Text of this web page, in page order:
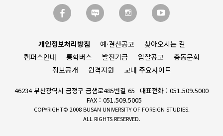
개인정보처리방침 예·결산공고
찾아오시는 길
캠퍼스안내
통학버스 발전기금 입찰공고
총동문회
정보공개
원격지원 교내 주요사이트
46234 부산광역시 금정구 금샘로485번길 65
대표전화 : 051.509.5000
FAX : 051.509.5005
COPYRIGHT© 2008 BUSAN UNIVERSITY OF FOREIGN STUDIES.
ALL RIGHTS RESERVED.